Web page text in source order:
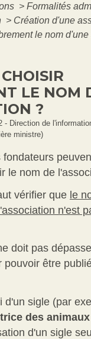
> Formalités
> Création d'une
le nom
LE NOM
?
- Direction de
ministre)
fondateurs
le nom de
vérifier que le
n'est
doit pas
pouvoir être
d'un sigle (par
des animaux
d'un sigle